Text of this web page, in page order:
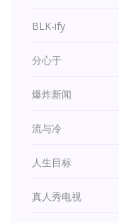
BLK-ify
分心于
爆炸新闻
流与冷
人生目标
真人秀电视